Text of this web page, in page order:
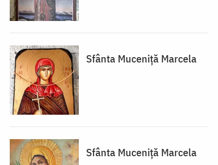
Sfânta Muceniță Marcela
Sfânta Muceniță Marcela